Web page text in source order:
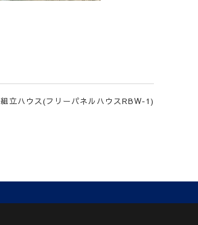
組立ハウス(フリーパネルハウスRBW‐1)